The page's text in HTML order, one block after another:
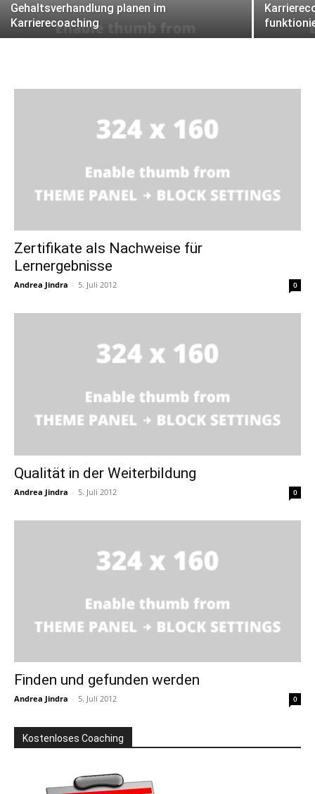
Gehaltsverhandlung planen im
Karrierecoaching
Zertifikate als Nachweise für
Lernergebnisse
Andrea Jindra - 5. Juli 2012 0
Qualität in der Weiterbildung
Andrea Jindra - 5. Juli 2012 0
Finden und gefunden werden
Andrea Jindra - 5. Juli 2012 0
Kostenloses Coaching